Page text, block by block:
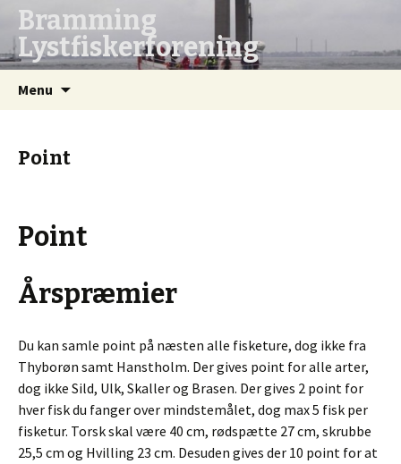
Bramming
Lystfiskerforening
Menu
Point
Point
Årspræmier
Du kan samle point på næsten alle fisketure, dog ikke fra
Thyborøn samt Hanstholm. Der gives point for alle arter,
dog ikke Sild, Ulk, Skaller og Brasen. Der gives 2 point for
hver fisk du fanger over mindstemålet, dog max 5 fisk per
fisketur. Torsk skal være 40 cm, rødspætte 27 cm, skrubbe
25,5 cm og Hvilling 23 cm. Desuden gives der 10 point for at